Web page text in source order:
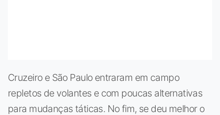
Cruzeiro e São Paulo entraram em campo
repletos de volantes e com poucas alternativas
para mudanças táticas. No fim, se deu melhor o